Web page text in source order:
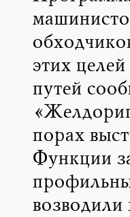
этих
путей
порах
Функции
возводили